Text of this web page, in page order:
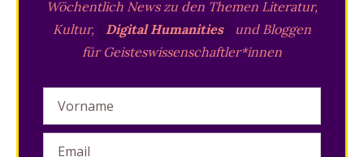
Wöchentlich News zu den Themen Literatur,
Kultur,
Digital Humanities
und Bloggen
für Geisteswissenschaftler*innen